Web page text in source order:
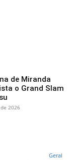
de Miranda
o Grand Slam
2026
Geral